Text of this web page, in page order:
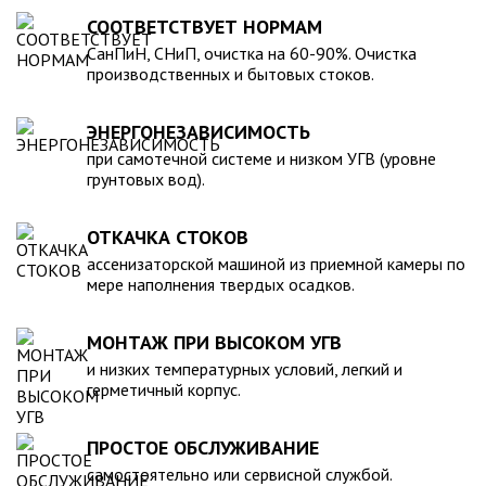
для машины. При подборе септика нужно рассчитать объем
стоков в зависимости от количества пользователей и
возможности залпового слива.
устойчивость к воздействию любых агрессивных веществ.
2. Возможность использования при больших перепадах
температуры, в том числе при очень низких в зимний
период. 3. Долговечность – срок эксплуатации исчисляется
устанавливается на подготовленном месте в течение
нескольких часов. 5. Простота обслуживания.В
ассортименте продукции, реализуемой нашей компанией –
пластиковые и стеклопластиковые изделия, изготовленные
в полном соответствии с Государственными стандартами,
санитарно-гигиеническими и другими нормативами.
СООТВЕТСТВУЕТ НОРМАМ
СанПиН, СНиП, очистка на 60-90%. Очистка
производственных и бытовых стоков.
ЭНЕРГОНЕЗАВИСИМОСТЬ
при самотечной системе и низком УГВ (уровне
грунтовых вод).
ОТКАЧКА СТОКОВ
ассенизаторской машиной из приемной камеры по
мере наполнения твердых осадков.
МОНТАЖ ПРИ ВЫСОКОМ УГВ
и низких температурных условий, легкий и
герметичный корпус.
ПРОСТОЕ ОБСЛУЖИВАНИЕ
самостоятельно или сервисной службой.